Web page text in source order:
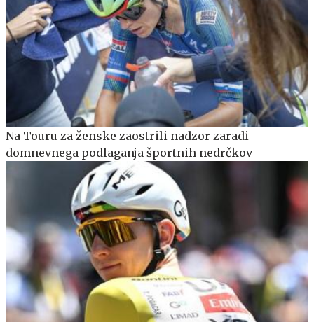
Na Touru za ženske zaostrili nadzor zaradi
domnevnega podlaganja športnih nedrčkov